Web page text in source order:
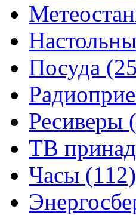
Посуда
Ресиверы
ТВ
Часы (112)